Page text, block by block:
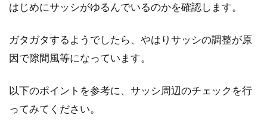
木造アパートの新築工事！業者にで
はじめにサッシがゆるんでいるのかを確認します。
ガタガタするようでしたら、やはりサッシの調整が原
因で隙間風等になっています。
以下のポイントを参考に、サッシ周辺のチェックを行
ってみてください。